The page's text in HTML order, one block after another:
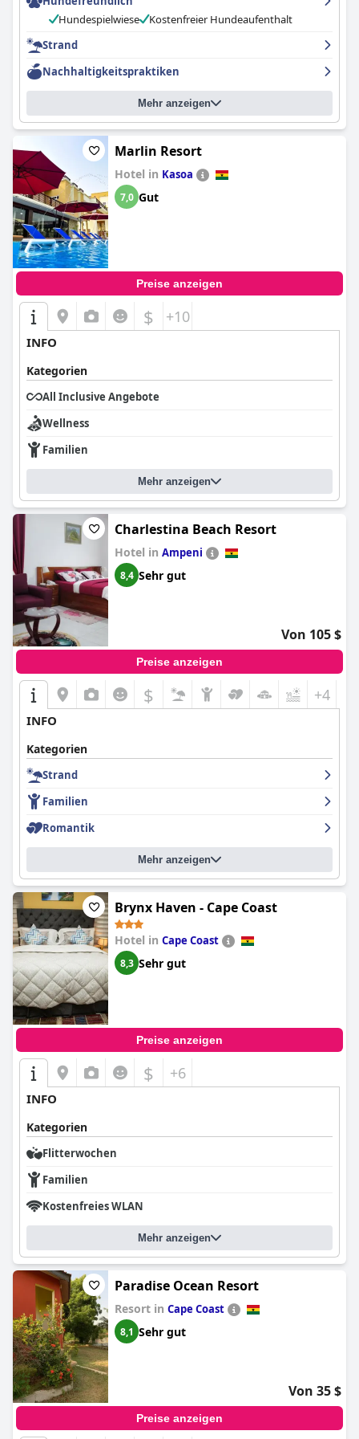
Hundespielwiese
Kostenfreier Hundeaufenthalt
Strand
Nachhaltigkeitspraktiken
Mehr anzeigen
Marlin Resort
Hotel in Kasoa
7,0 Gut
Preise anzeigen
$ +10
INFO
Kategorien
All Inclusive Angebote
Wellness
Familien
Mehr anzeigen
Charlestina Beach Resort
Hotel in Ampeni
8,4 Sehr gut
Von 105 $
Preise anzeigen
$ +4
INFO
Kategorien
Strand
Familien
Romantik
Mehr anzeigen
Brynx Haven - Cape Coast
Hotel in Cape Coast
8,3 Sehr gut
Preise anzeigen
$ +6
INFO
Kategorien
Flitterwochen
Familien
Kostenfreies WLAN
Mehr anzeigen
Paradise Ocean Resort
Resort in Cape Coast
8,1 Sehr gut
Von 35 $
Preise anzeigen